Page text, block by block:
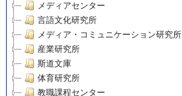
メディアセンター
言語文化研究所
メディア・コミュニケーション研究所
産業研究所
斯道文庫
体育研究所
教職課程センター